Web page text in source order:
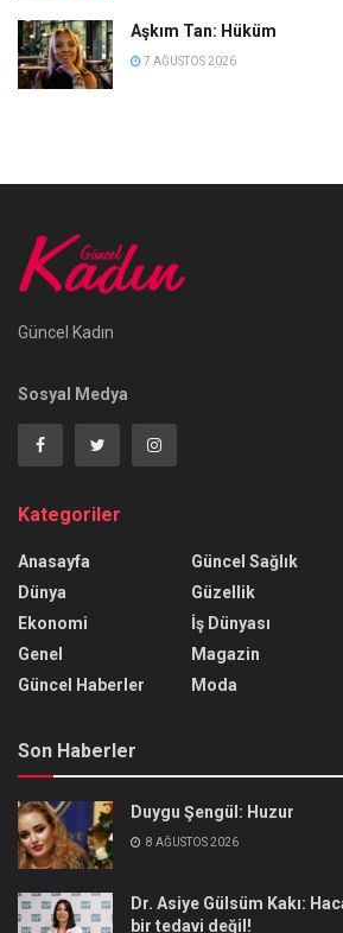
Aşkım Tan: Hüküm
7 AĞUSTOS 2026
Güncel Kadın
Sosyal Medya
Kategoriler
Anasayfa
Dünya
Ekonomi
Genel
Güncel Haberler
Güncel Sağlık
Güzellik
İş Dünyası
Magazin
Moda
Son Haberler
Duygu Şengül: Huzur
8 AĞUSTOS 2026
Dr. Asiye Gülsüm Kakı:
bir tedavi değil!